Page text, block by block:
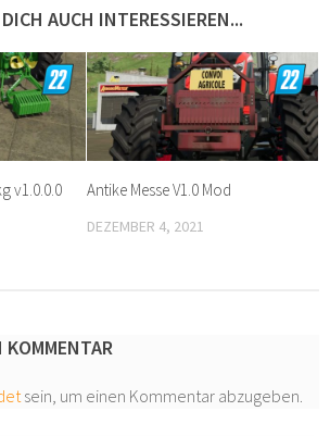
AUCH INTERESSIEREN...
v1.0.0.0
Antike Messe V1.0 Mod
DEZEMBER 4, 2021
KOMMENTAR
sein, um einen Kommentar abzugeben.